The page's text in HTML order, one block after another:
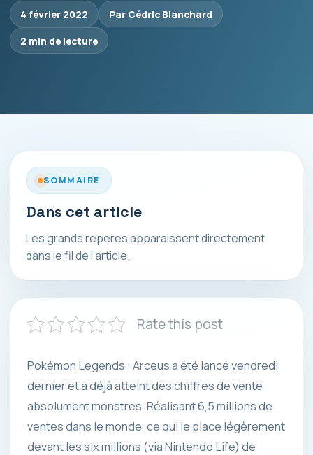
4 février 2022
Par Cédric Blanchard
2 min de lecture
SOMMAIRE
Dans cet article
Les grands reperes apparaissent directement
dans le fil de l'article.
Rate this post
Pokémon Legends : Arceus a été lancé vendredi
dernier et a déjà atteint des chiffres de vente
absolument monstres. Réalisant 6,5 millions de
ventes dans le monde, ce qui le place légèrement
devant les six millions (via Nintendo Life) de